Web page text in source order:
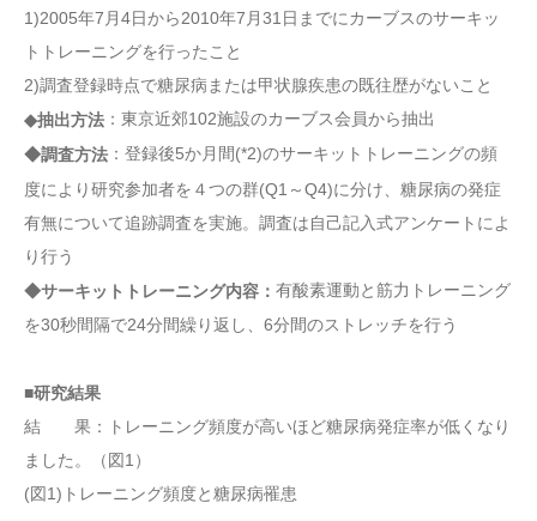
1)2005年7月4日から2010年7月31日までにカーブスのサーキッ
トトレーニングを行ったこと
2)調査登録時点で糖尿病または甲状腺疾患の既往歴がないこと
◆抽出方法 ：東京近郊102施設のカーブス会員から抽出
◆調査方法 ：登録後5か月間(*2)のサーキットトレーニングの頻
度により研究参加者を４つの群(Q1～Q4)に分け、糖尿病の発症
有無について追跡調査を実施。調査は自己記入式アンケートによ
り行う
◆サーキットトレーニング内容： 有酸素運動と筋力トレーニング
を30秒間隔で24分間繰り返し、6分間のストレッチを行う
■研究結果
結 果：トレーニング頻度が高いほど糖尿病発症率が低くなり
ました。（図1）
(図1)トレーニング頻度と糖尿病罹患